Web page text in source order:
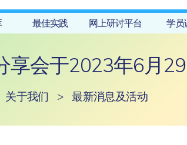
最佳实践 网上研讨平台 学员
享会于2023年6月
关于我们 > 最新消息及活动